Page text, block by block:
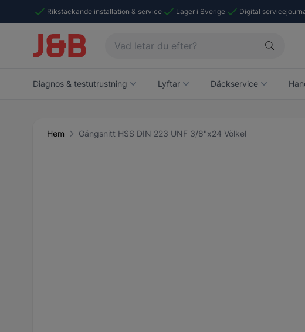
Rikstäckande installation & service Lager i Sverige Digital
Diagnos & testutrustning Lyftar Däckservice
Hem Gängsnitt HSS DIN 223 UNF 3/8"x24 Völkel